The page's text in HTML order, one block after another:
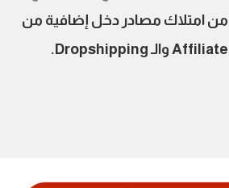
من امتلاك مصادر دخل إضافية من